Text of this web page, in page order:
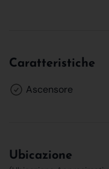
Caratteristiche
Ascensore
Ubicazione